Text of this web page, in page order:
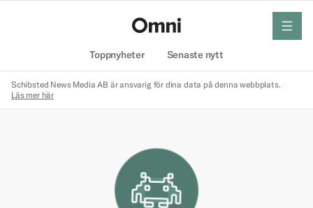
Toppnyheter Senaste nytt
meny
Schibsted News Media AB är ansvarig för dina data på denna webbplats.
Läs mer här